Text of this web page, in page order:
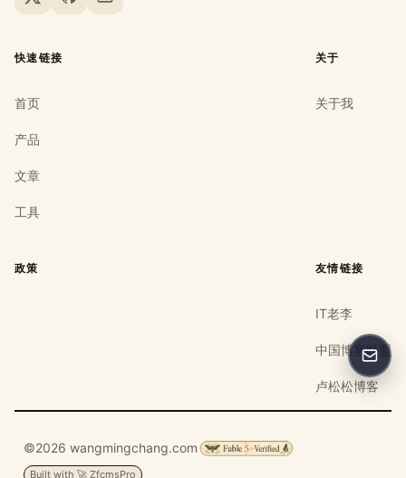
X GitHubEmail
快速链接
首页
产品
文章
工具
关于
关于我
政策 友情链接
IT老李
中国博客联盟
卢松松博客
©2026 wangmingchang.com
Built with 🚀 ZfcmsPro
反馈